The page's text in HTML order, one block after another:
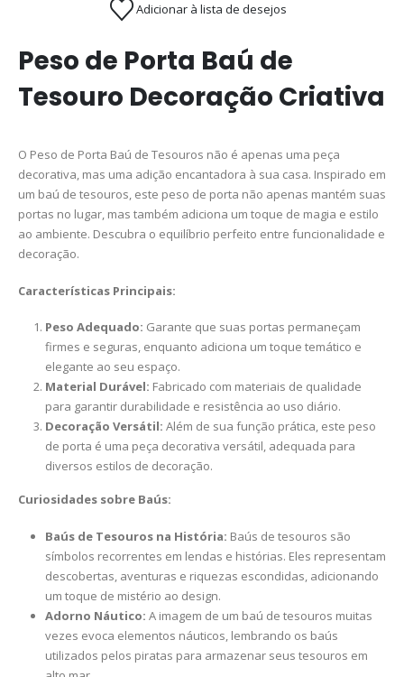
Adicionar à lista de desejos
Peso de Porta Baú de
Tesouro Decoração Criativa
O Peso de Porta Baú de Tesouros não é apenas uma peça
decorativa, mas uma adição encantadora à sua casa. Inspirado em
um baú de tesouros, este peso de porta não apenas mantém suas
portas no lugar, mas também adiciona um toque de magia e estilo
ao ambiente. Descubra o equilíbrio perfeito entre funcionalidade e
decoração.
Características Principais:
Peso Adequado: Garante que suas portas permaneçam
firmes e seguras, enquanto adiciona um toque temático e
elegante ao seu espaço.
Material Durável: Fabricado com materiais de qualidade
para garantir durabilidade e resistência ao uso diário.
Decoração Versátil: Além de sua função prática, este peso
de porta é uma peça decorativa versátil, adequada para
diversos estilos de decoração.
Curiosidades sobre Baús:
Baús de Tesouros na História: Baús de tesouros são
símbolos recorrentes em lendas e histórias. Eles representam
descobertas, aventuras e riquezas escondidas, adicionando
um toque de mistério ao design.
Adorno Náutico: A imagem de um baú de tesouros muitas
vezes evoca elementos náuticos, lembrando os baús
utilizados pelos piratas para armazenar seus tesouros em